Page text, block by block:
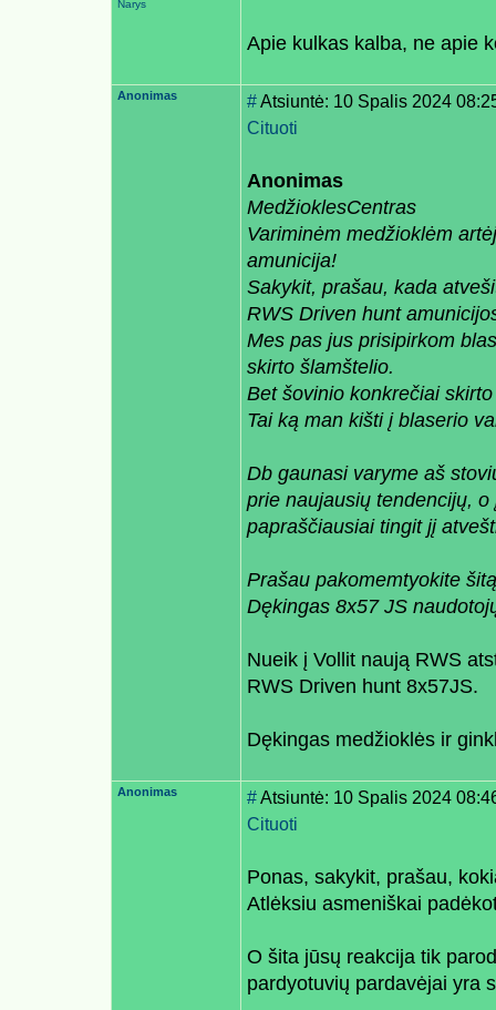
Narys
Apie kulkas kalba, ne apie
Anonimas #Atsiuntė: 10 Spalis 2024
Cituoti
Anonimas
MedžioklesCentras
Variminėm medžioklėm
amunicija!
Sakykit, prašau, kada
RWS Driven hunt
Mes pas jus prisipirkom
skirto šlamštelio.
Bet šovinio konkrečiai
Tai ką man kišti į blaserio
Db gaunasi varyme aš
prie naujausių tendencijų,
papraščiausiai tingit jį
Prašau pakomemtyokite
Dękingas 8x57 JS
Nueik į Vollit naują RWS
RWS Driven hunt 8x57JS.
Dękingas medžioklės ir
Anonimas #Atsiuntė: 10 Spalis 2024
Cituoti
Ponas, sakykit, prašau,
Atlėksiu asmeniškai
O šita jūsų reakcija tik
pardyotuvių pardavėjai yra